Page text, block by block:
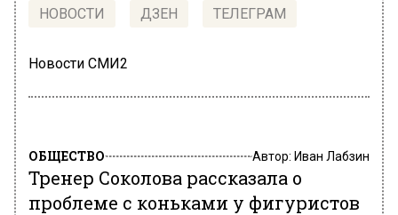
НОВОСТИ ДЗЕН ТЕЛЕГРАМ
Новости СМИ2
ОБЩЕСТВО Автор: Иван Лабзин
Тренер Соколова рассказала о
проблеме с коньками у фигуристов